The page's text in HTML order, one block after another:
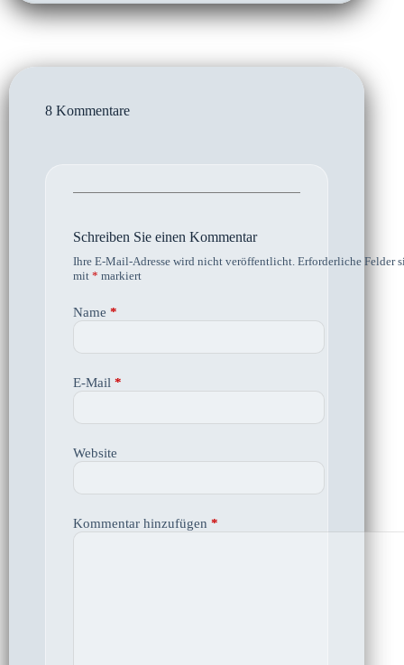
8 Kommentare
Schreiben Sie einen Kommentar
Ihre E-Mail-Adresse wird nicht veröffentlicht. Erforderliche Felder
mit * markiert
Name *
E-Mail *
Website
Kommentar hinzufügen *